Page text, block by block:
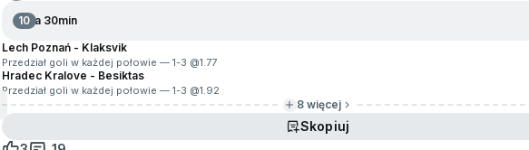
10Za 30min
Lech Poznań - Klaksvik
Przedział goli w każdej połowie — 1-3 @1.77
Hradec Kralove - Besiktas
Przedział goli w każdej połowie — 1-3 @1.92
8 więcej
Skopiuj